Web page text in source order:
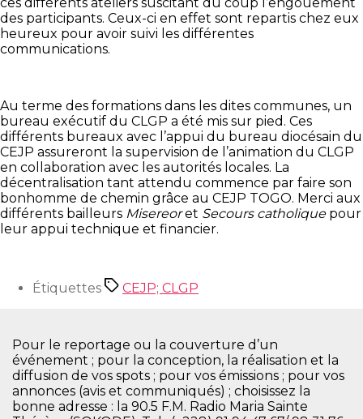
des participants. Ceux-ci en effet sont repartis chez eux
heureux pour avoir suivi les différentes
communications.
Au terme des formations dans les dites communes, un
bureau exécutif du CLGP a été mis sur pied. Ces
différents bureaux avec l’appui du bureau diocésain du
CEJP assureront la supervision de l’animation du CLGP
en collaboration avec les autorités locales. La
décentralisation tant attendu commence par faire son
bonhomme de chemin grâce au CEJP TOGO. Merci aux
différents bailleurs Misereoret Secours catholiquepour
leur appui technique et financier.
Étiquettes CEJP; CLGP
Pour le reportage ou la couverture d’un
événement ; pour la conception, la réalisation et la
diffusion de vos spots ; pour vos émissions ; pour vos
annonces (avis et communiqués) ; choisissez la
bonne adresse : la 90.5 F.M. Radio Maria Sainte